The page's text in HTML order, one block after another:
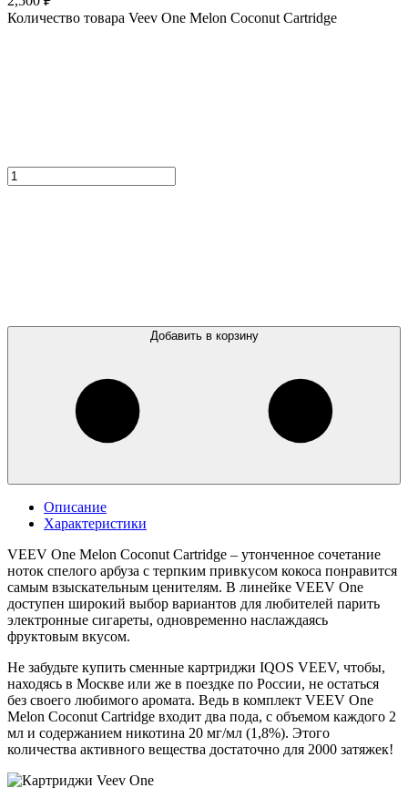
Количество товара Veev One Melon Coconut Cartridge
Добавить в корзину
Описание
Характеристики
VEEV One Melon Coconut Cartridge – утонченное сочетание
ноток спелого арбуза с терпким привкусом кокоса понравится
самым взыскательным ценителям. В линейке VEEV One
доступен широкий выбор вариантов для любителей парить
электронные сигареты, одновременно наслаждаясь
фруктовым вкусом.
Не забудьте купить сменные картриджи IQOS VEEV, чтобы,
находясь в Москве или же в поездке по России, не остаться
без своего любимого аромата. Ведь в комплект VEEV One
Melon Coconut Cartridge входит два пода, с объемом каждого 2
мл и содержанием никотина 20 мг/мл (1,8%).​ Этого
количества активного вещества достаточно для 2000 затяжек!